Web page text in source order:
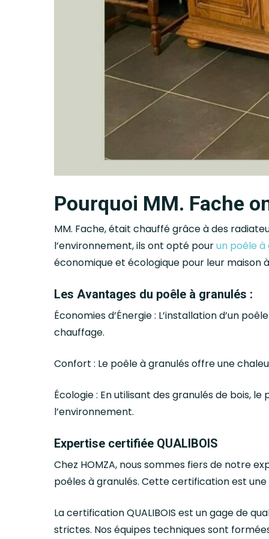
Pourquoi MM. Fache
MM. Fache, était chauffé grâce à des
l’environnement, ils ont opté pourun poêle à
économique et écologique pour leur maison
Les Avantages du poêle à granulés :
Économies d’Énergie : L’installation d’un
chauffage.
Confort : Le poêle à granulés offre une
Écologie : En utilisant des granulés de bois,
l’environnement.
Expertise certifiée QUALIBOIS
Chez HOMZA, nous sommes fiers de notre
poêles à granulés. Cette certification est
La certification QUALIBOIS est un gage de
strictes. Nos équipes techniques sont